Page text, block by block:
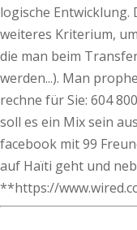
logische
weiteres Kriterium,
die man beim
werden...). Man
rechne für Sie: 604
soll es ein Mix sein
facebook mit 99
auf Haïti geht und
**https://